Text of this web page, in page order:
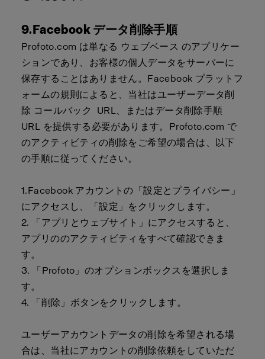
9.Facebook データ削除手順
Profoto.com は単なる ウェブベース のアプリケー
ションであり、お客様の個人データをサーバーに
保存することはありません。Facebook プラットフ
ォームの規則によると、当社はユーザーデータ削
除 コールバック
URL、またはデータ削除手順
URL を提供する 必要があります。 Profoto.com で
のアクティビティの削除をご希望の場合は、以下
の手順に従ってください。
1.Facebook アカウントの「設定とプライバシー」
にアクセスし、「設定」をクリックします。
2.
「アプリとウェブサイト」にアクセスすると、
アプリののアクティビティをすべて確認できま
す。
3.
「Profoto」 のオプションボックス を選択しま
す。
4.
「削除」ボタンをクリックします。
ユーザーアカウントデータの削除を希望される場
合は、当社にアカウントの削除依頼をしていただ